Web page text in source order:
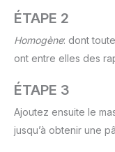
ÉTAPE 2
Homogène: dont
ont entre elles des
ÉTAPE 3
Ajoutez ensuite le
jusqu’à obtenir une